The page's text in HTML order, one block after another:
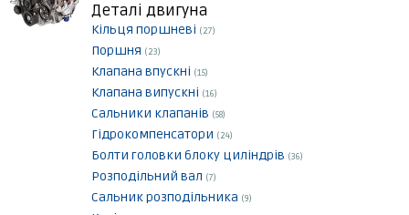
Деталі двигуна
Кільця поршневі (27)
Поршня (23)
Клапана впускні (15)
Клапана випускні (16)
Сальники клапанів (58)
Гідрокомпенсатори (24)
Болти головки блоку циліндрів (36)
Розподільний вал (7)
Сальник розподільника (9)